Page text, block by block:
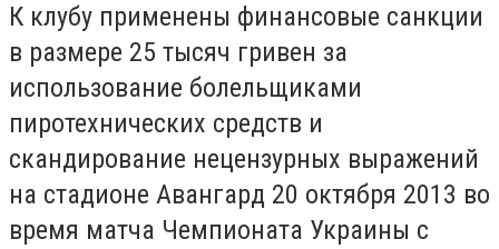
К клубу применены финансовые санкции
в размере 25 тысяч гривен за
использование болельщиками
пиротехнических средств и
скандирование нецензурных выражений
на стадионе Авангард 20 октября 2013 во
время матча Чемпионата Украины с